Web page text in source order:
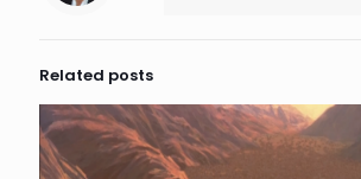
Related posts